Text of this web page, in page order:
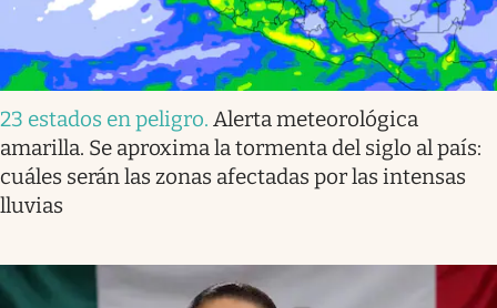
23 estados en peligro. Alerta meteorológica
amarilla. Se aproxima la tormenta del siglo al país:
cuáles serán las zonas afectadas por las intensas
lluvias